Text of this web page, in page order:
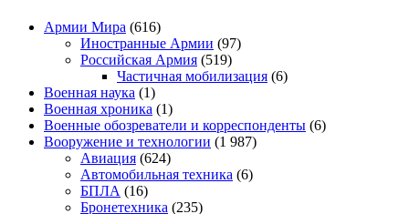
Армии Мира (616)
Иностранные Армии (97)
Российская Армия (519)
Частичная мобилизация (6)
Военная наука (1)
Военная хроника (1)
Военные обозреватели и корреспонденты (6)
Вооружение и технологии (1 987)
Авиация (624)
Автомобильная техника (6)
БПЛА (16)
Бронетехника (235)